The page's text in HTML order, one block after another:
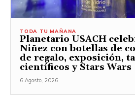
TODA TU MAÑANA
Planetario USACH
Niñez con botellas de
de regalo, exposición,
científicos y Stars Wars
6 Agosto, 2026